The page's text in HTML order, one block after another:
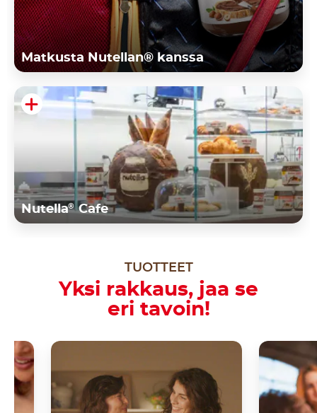
Matkusta Nutellan® kanssa
Nutella®Cafe
TUOTTEET
Yksi rakkaus, jaa se
eri tavoin!